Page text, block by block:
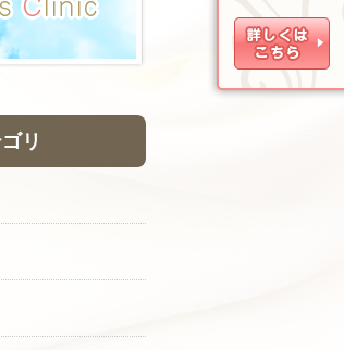
リ